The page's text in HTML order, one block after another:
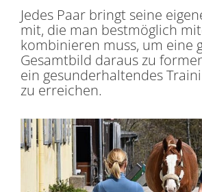
Jedes Paar bringt seine
mit, die man bestmöglich
kombinieren muss, um eine
Gesamtbild daraus zu
ein gesunderhaltendes
zu erreichen.